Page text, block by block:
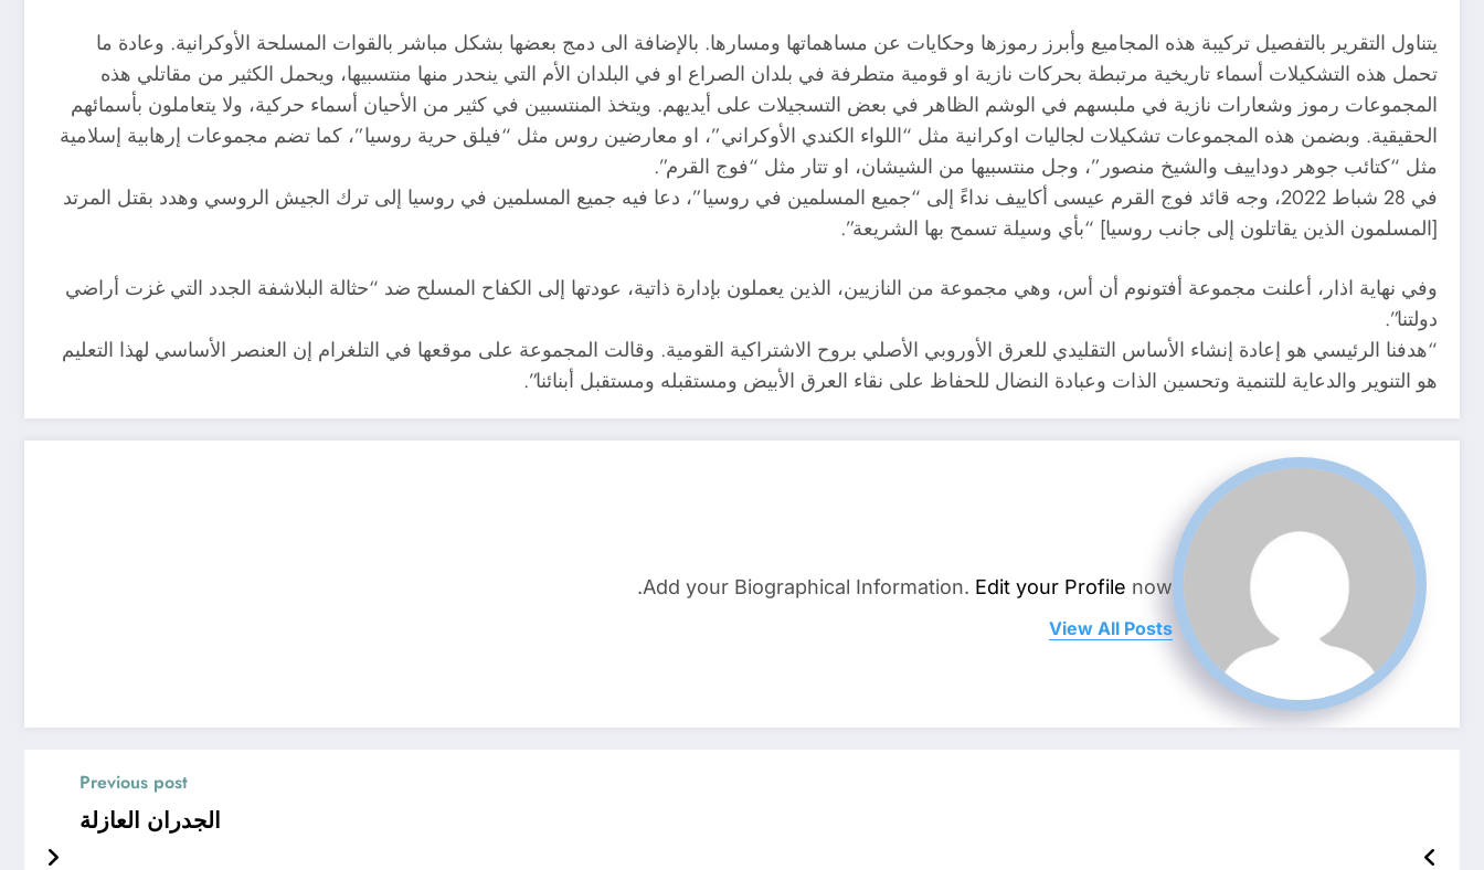
يتناول التقرير بالتفصيل تركيبة هذه المجاميع وأبرز رموزها وحكايات عن مساهماتها ومسارها. بالإضافة الى دمج بعضها بشكل مباشر بالقوات المسلحة الأوكرانية. وعادة ما
تحمل هذه التشكيلات أسماء تاريخية مرتبطة بحركات نازية او قومية متطرفة في بلدان الصراع او في البلدان الأم التي ينحدر منها منتسبيها، ويحمل الكثير من مقاتلي هذه
المجموعات رموز وشعارات نازية في ملبسهم في الوشم الظاهر في بعض التسجيلات على أيديهم. ويتخذ المنتسبين في كثير من الأحيان أسماء حركية، ولا يتعاملون بأسمائهم
الحقيقية. وبضمن هذه المجموعات تشكيلات لجاليات اوكرانية مثل “اللواء الكندي الأوكراني”، او معارضين روس مثل “فيلق حرية روسيا”، كما تضم مجموعات إرهابية إسلامية
مثل “كتائب جوهر دوداييف والشيخ منصور”، وجل منتسبيها من الشيشان، او تتار مثل “فوج القرم”.
في 28 شباط 2022، وجه قائد فوج القرم عيسى أكاييف نداءً إلى “جميع المسلمين في روسيا”، دعا فيه جميع المسلمين في روسيا إلى ترك الجيش الروسي وهدد بقتل المرتد
[المسلمون الذين يقاتلون إلى جانب روسيا] “بأي وسيلة تسمح بها الشريعة”.
وفي نهاية اذار، أعلنت مجموعة أفتونوم أن أس، وهي مجموعة من النازيين، الذين يعملون بإدارة ذاتية، عودتها إلى الكفاح المسلح ضد “حثالة البلاشفة الجدد التي غزت أراضي
دولتنا”.
“هدفنا الرئيسي هو إعادة إنشاء الأساس التقليدي للعرق الأوروبي الأصلي بروح الاشتراكية القومية. وقالت المجموعة على موقعها في التلغرام إن العنصر الأساسي لهذا التعليم
هو التنوير والدعاية للتنمية وتحسين الذات وعبادة النضال للحفاظ على نقاء العرق الأبيض ومستقبله ومستقبل أبنائنا”.
Add your Biographical Information. Edit your Profile now.
View All Posts
Previous post
الجدران العازلة